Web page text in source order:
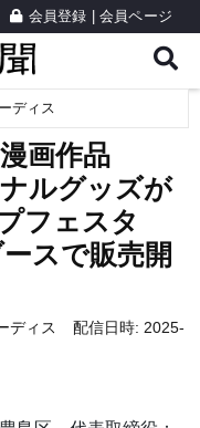
会員登録 会員ページ
ディス
画作品
ナルグッズが
フェスタ
スで販売開
ディス
配信日時: 2025-